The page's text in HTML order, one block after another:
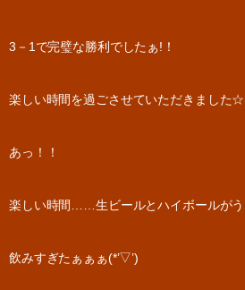
3－1で完璧な勝利でしたぁ!！
楽しい時間を過ごさせていただきました
あっ！！
楽しい時間……生ビールとハイボールがう
飲みすぎたぁぁぁ(*’▽’)